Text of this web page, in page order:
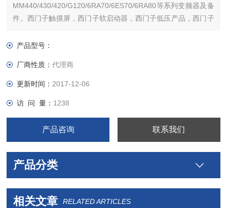
MM440/430/420/G120/6RA70/6ES70/6RA80等系列变频器及备
件。西门子触摸屏，西门子软启动器，西门子低压产品，西门子
产品型号：
厂商性质：代理商
更新时间： 2017-12-06
访 问 量： 1238
产品咨询 联系我们
产品分类
相关文章 RELATED ARTICLES